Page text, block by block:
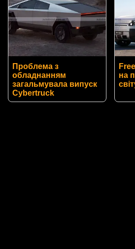
Проблема з
обладнанням
загальмувала випуск
Cybertruck
на